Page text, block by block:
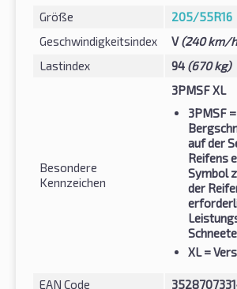
Größe
205/55R16
Geschwindigkeitsindex
V(240 km/
Lastindex
94 (670 kg)
Besondere
Kennzeichen
3PMSF XL
3PMSF
auf der
Reifens
Symbol
der
XL=
EAN Code